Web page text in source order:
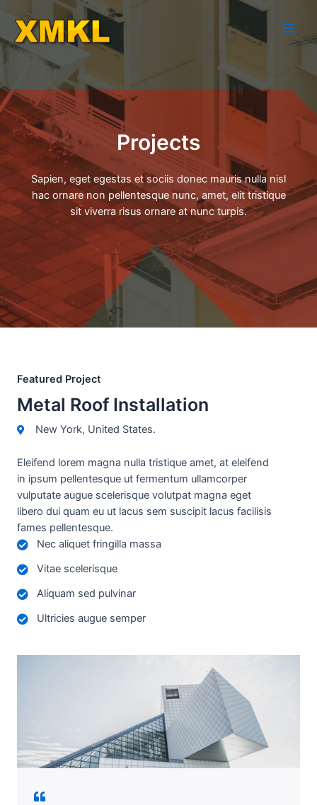
Projects
Sapien, eget egestas et sociis donec mauris nulla nisl
hac ornare non pellentesque nunc, amet, elit tristique
sit viverra risus ornare at nunc turpis.
Featured Project
Metal Roof Installation
New York, United States.
Eleifend lorem magna nulla tristique amet, at eleifend
in ipsum pellentesque ut fermentum ullamcorper
vulputate augue scelerisque volutpat magna eget
libero dui quam eu ut lacus sem suscipit lacus facilisis
fames pellentesque.
Nec aliquet fringilla massa
Vitae scelerisque
Aliquam sed pulvinar
Ultricies augue semper